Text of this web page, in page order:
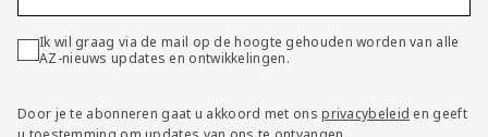
Ik wil graag via de mail op de hoogte gehouden worden van alle
AZ-nieuws updates en ontwikkelingen.
Door je te abonneren gaat u akkoord met onsprivacybeleid en geeft